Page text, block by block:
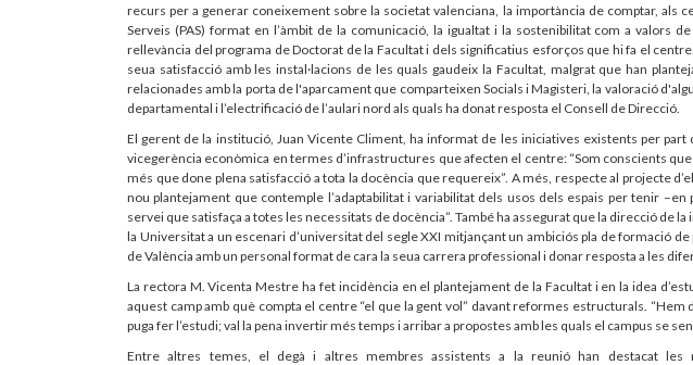
recurs per a generar coneixement sobre la societat valenciana, la importància de comptar, als
Serveis (PAS) format en l’àmbit de la comunicació, la igualtat i la sostenibilitat com a valors
rellevància del programa de Doctorat de la Facultat i dels significatius esforços que hi fa el
seua satisfacció amb les instal·lacions de les quals gaudeix la Facultat, malgrat que han
relacionades amb la porta de l'aparcament que comparteixen Socials i Magisteri, la valoració
departamental i l’electrificació de l’aulari nord als quals ha donat resposta el Consell de Direcció.
El gerent de la institució, Juan Vicente Climent, ha informat de les iniciatives existents per
vicegerència econòmica en termes d’infrastructures que afecten el centre: “Som conscients
més que done plena satisfacció a tota la docència que requereix”. A més, respecte al projecte
nou plantejament que contemple l’adaptabilitat i variabilitat dels usos dels espais per tenir
servei que satisfaça a totes les necessitats de docència”. També ha assegurat que la direcció de
la Universitat a un escenari d’universitat del segle XXI mitjançant un ambiciós pla de formació
de València amb un personal format de cara la seua carrera professional i donar resposta a les
La rectora M. Vicenta Mestre ha fet incidència en el plantejament de la Facultat i en la idea
aquest camp amb què compta el centre “el que la gent vol” davant reformes estructurals. “Hem
puga fer l’estudi; val la pena invertir més temps i arribar a propostes amb les quals el campus se
Entre altres temes, el degà i altres membres assistents a la reunió han destacat les